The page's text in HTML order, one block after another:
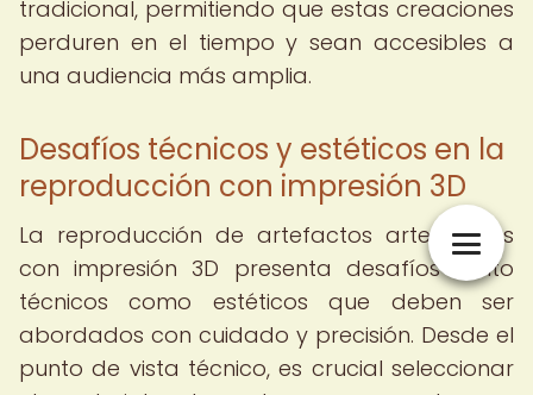
tradicional, permitiendo que estas creaciones
perduren en el tiempo y sean accesibles a
una audiencia más amplia.
Desafíos técnicos y estéticos en la
reproducción con impresión 3D
La reproducción de artefactos artesanales
con impresión 3D presenta desafíos tanto
técnicos como estéticos que deben ser
abordados con cuidado y precisión. Desde el
punto de vista técnico, es crucial seleccionar